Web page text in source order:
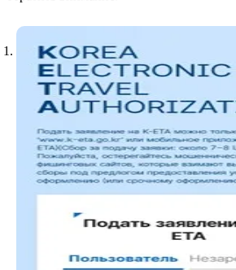
K-ETA — электронная виза, с